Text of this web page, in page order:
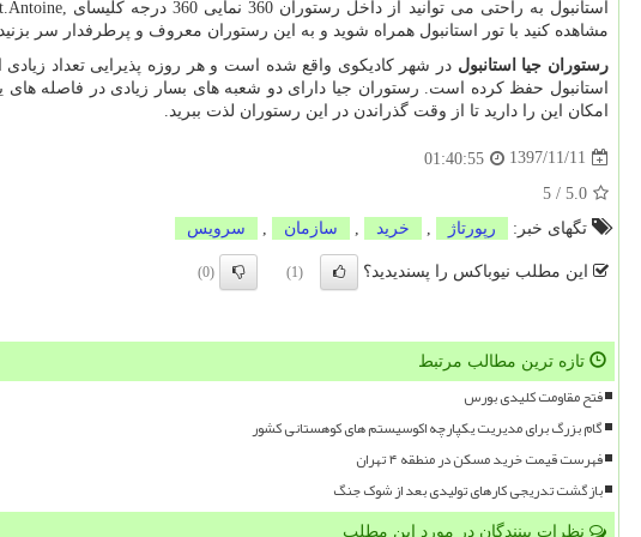
استانبول به راحتی می توانید از داخل رستوران 360 نمایی 360 درجه کلیسای
مشاهده کنید با تور استانبول همراه شوید و به این رستوران معروف و پرطرفدار سر بزنید.
رستوران جیا استانبول در شهر کادیکوی واقع شده است و هر روزه پذیرایی تعداد
استانبول حفظ کرده است. رستوران جیا دارای دو شعبه های بسار زیادی در فاصله های
امکان این را دارید تا از وقت گذراندن در این رستوران لذت ببرید
1397/11/11
01:40:55
5.0
/
5
تگهای خبر:
رپورتاژ خرید سازمان سرویس
این مطلب نیوباکس را پسندیدید؟ (1)
(0)
تازه ترین مطالب مرتبط
فتح مقاومت کلیدی بورس
گام بزرگ برای مدیریت یکپارچه اکوسیستم های کوهستانی کشور
فهرست قیمت خرید مسکن در منطقه ۴ تهران
بازگشت تدریجی کارهای تولیدی بعد از شوک جنگ
نظرات بینندگان در مورد این مطلب